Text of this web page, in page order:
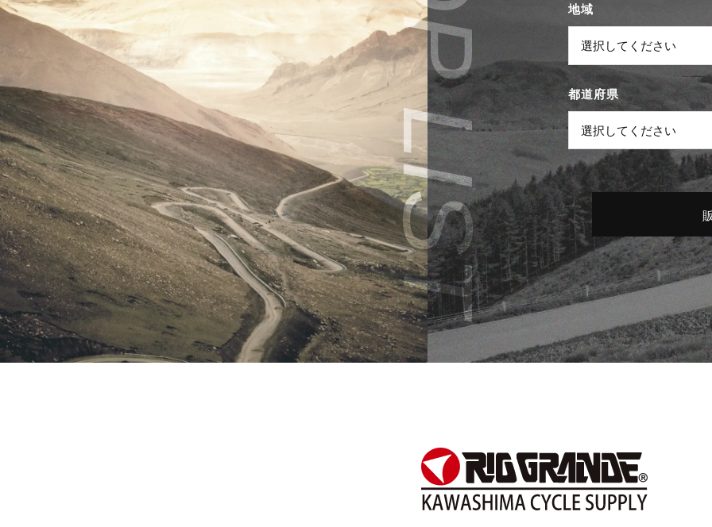
地域
都道府県